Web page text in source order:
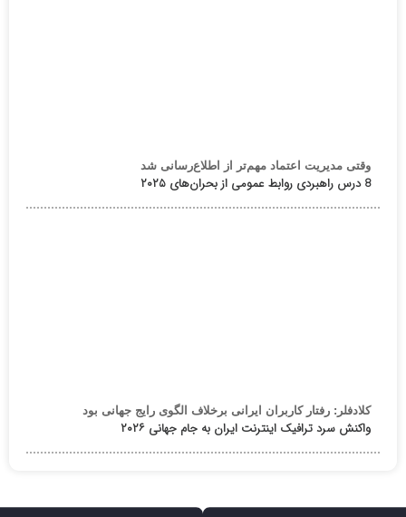
وقتی مدیریت اعتماد مهم‌تر از اطلاع‌رسانی شد
8 درس راهبردی روابط عمومی از بحران‌های ۲۰۲۵
کلادفلر: رفتار کاربران ایرانی برخلاف الگوی رایج جهانی بود
واکنش سرد ترافیک اینترنت ایران به جام جهانی ۲۰۲۶